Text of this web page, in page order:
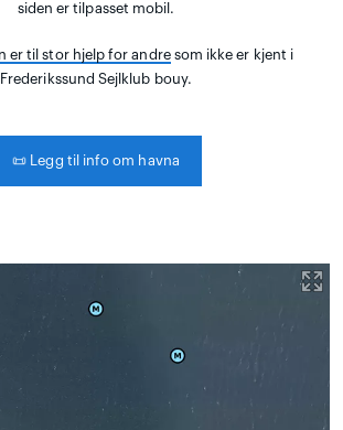
siden er tilpasset mobil.
er til stor hjelp for andresom ikke er kjent i
Frederikssund Sejlklub bouy.
📜 Legg til info om havna